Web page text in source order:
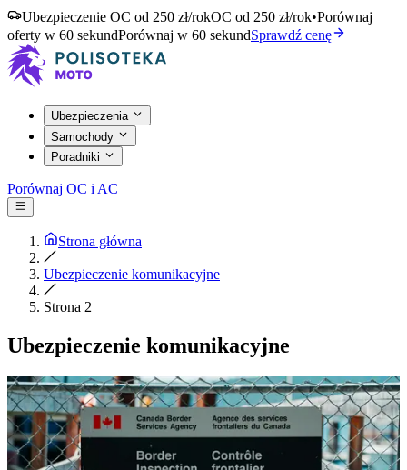
Ubezpieczenie OC od 250 zł/rokOC od 250 zł/rok•Porównaj
oferty w 60 sekundPorównaj w 60 sekundSprawdź cenę
Ubezpieczenia
Samochody
Poradniki
Porównaj OC i AC
Strona główna
Ubezpieczenie komunikacyjne
Strona 2
Ubezpieczenie komunikacyjne